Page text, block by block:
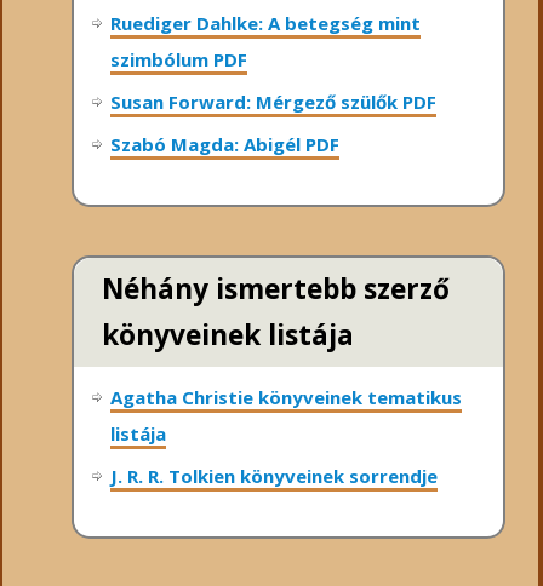
Ruediger Dahlke: A betegség mint
szimbólum PDF
Susan Forward: Mérgező szülők PDF
Szabó Magda: Abigél PDF
Néhány ismertebb szerző
könyveinek listája
Agatha Christie könyveinek tematikus
listája
J. R. R. Tolkien könyveinek sorrendje